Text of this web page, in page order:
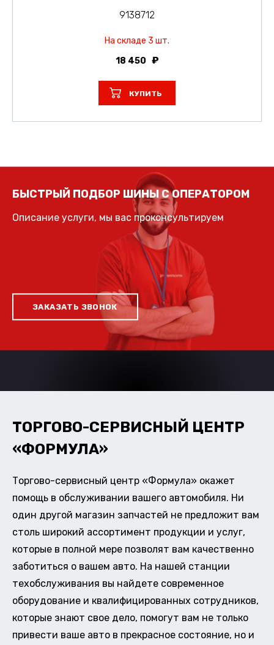
9138712
На складе 3 шт.
18 450
КУПИТЬ
БЫСТРЫЙ ПОДБОР ШИНЫ С ОПЕРАТОРОМ
Описание услуги, мы вас проконсультируем
ЗАКАЗАТЬ ЗВОНОК
ТОРГОВО-СЕРВИСНЫЙ ЦЕНТР
«ФОРМУЛА»
Торгово-сервисный центр «Формула» окажет
помощь в обслуживании вашего автомобиля. Ни
один другой магазин запчастей не предложит вам
столь широкий ассортимент продукции и услуг,
которые в полной мере позволят вам качественно
заботиться о вашем авто. На нашей станции
техобслуживания вы найдете современное
оборудование и квалифицированных сотрудников,
которые знают свое дело, помогут вам не только
привести ваше авто в прекрасное состояние, но и